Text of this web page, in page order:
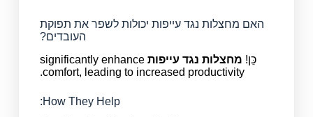
האם מחצלות נגד עייפות יכולות לשפר את תפוקת
העובדים?
כֵּן! מחצלות נגד עייפות significantly enhance
comfort, leading to increased productivity.
How They Help: